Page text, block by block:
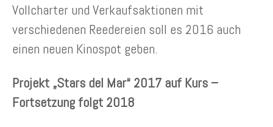
Vollcharter und Verkaufsaktionen mit
verschiedenen Reedereien soll es 2016 auch
einen neuen Kinospot geben.
Projekt „Stars del Mar“ 2017 auf Kurs –
Fortsetzung folgt 2018